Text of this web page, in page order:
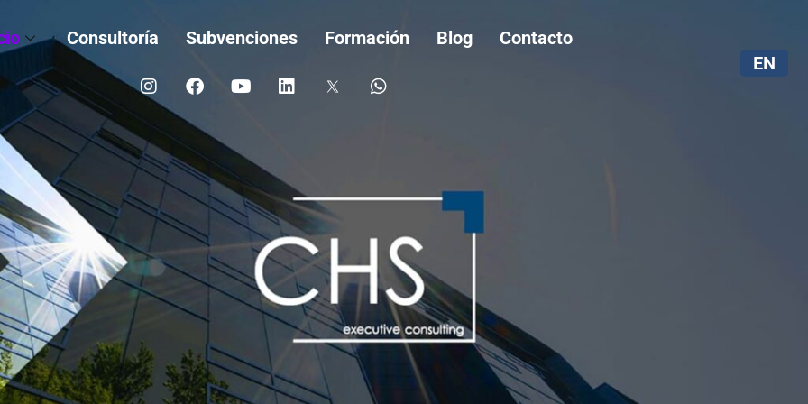
Consultoría Subvenciones Formación Blog
Contacto
EN